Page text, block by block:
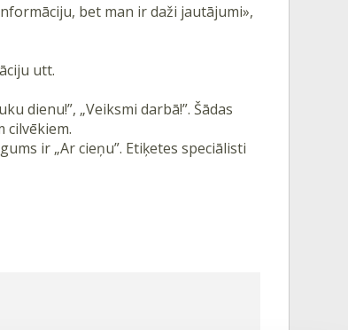
bet man ir daži jautājumi»,
utt.
dienu!”, „Veiksmi darbā!”. Šādas
cilvēkiem.
ir „Ar cieņu”. Etiķetes speciālisti